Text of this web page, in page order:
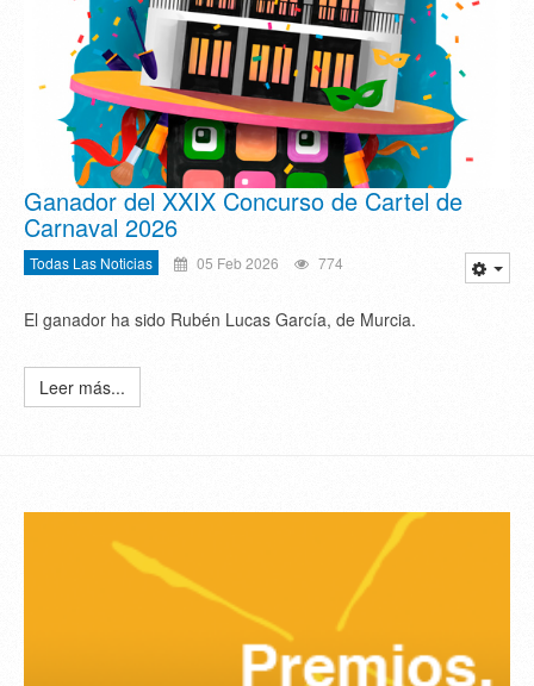
Ganador del XXIX Concurso de Cartel de
Carnaval 2026
Todas Las Noticias 05 Feb 2026 774
El ganador ha sido Rubén Lucas García, de Murcia.
Leer más...